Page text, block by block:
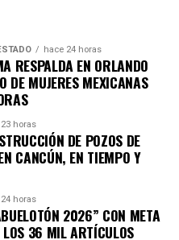
de WhatsApp
hace 24 horas
RESPALDA EN ORLANDO
DE MUJERES MEXICANAS
horas
DE POZOS DE
CANCÚN, EN TIEMPO Y
horas
2026” CON META
LOS 36 MIL ARTÍCULOS